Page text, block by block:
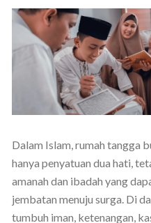
Dalam Islam, rumah tangga
hanya penyatuan dua hati,
amanah dan ibadah yang
jembatan menuju surga. Di
tumbuh iman, ketenangan,